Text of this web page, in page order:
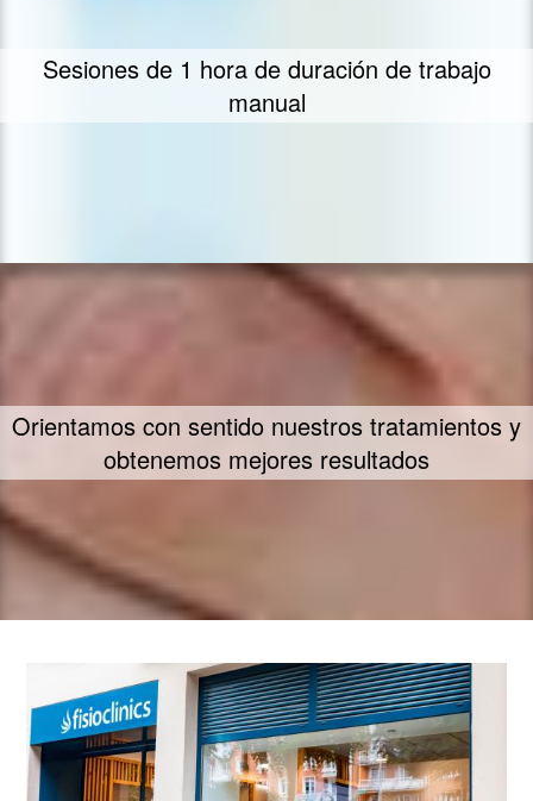
Sesiones de 1 hora de duración de trabajo
manual
Orientamos con sentido nuestros tratamientos y
obtenemos mejores resultados